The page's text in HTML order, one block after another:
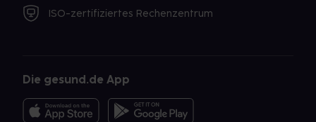
ISO-zertifiziertes Rechenzentrum
Die gesund.de App